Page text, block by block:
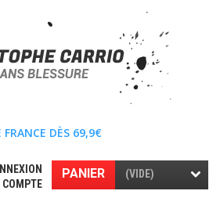
FRANCE DÈS 69,9€
PANIER (VIDE)
COMPTE